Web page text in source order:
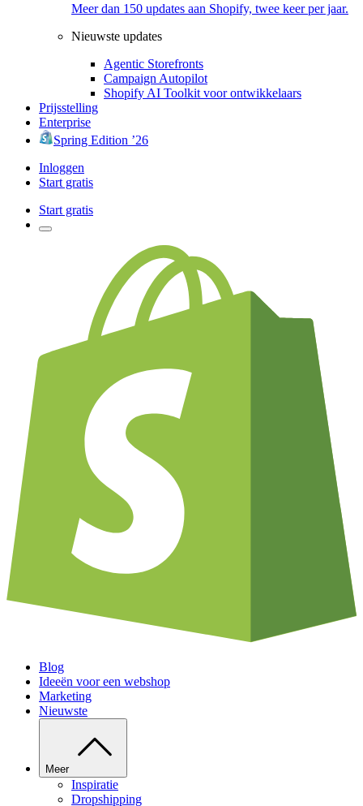
Meer dan 150 updates aan Shopify, twee keer per jaar.
Nieuwste updates
Agentic Storefronts
Campaign Autopilot
Shopify AI Toolkit voor ontwikkelaars
Prijsstelling
Enterprise
Spring Edition ’26
Inloggen
Start gratis
Start gratis
Blog
Ideeën voor een webshop
Marketing
Nieuwste
Meer
Inspiratie
Dropshipping